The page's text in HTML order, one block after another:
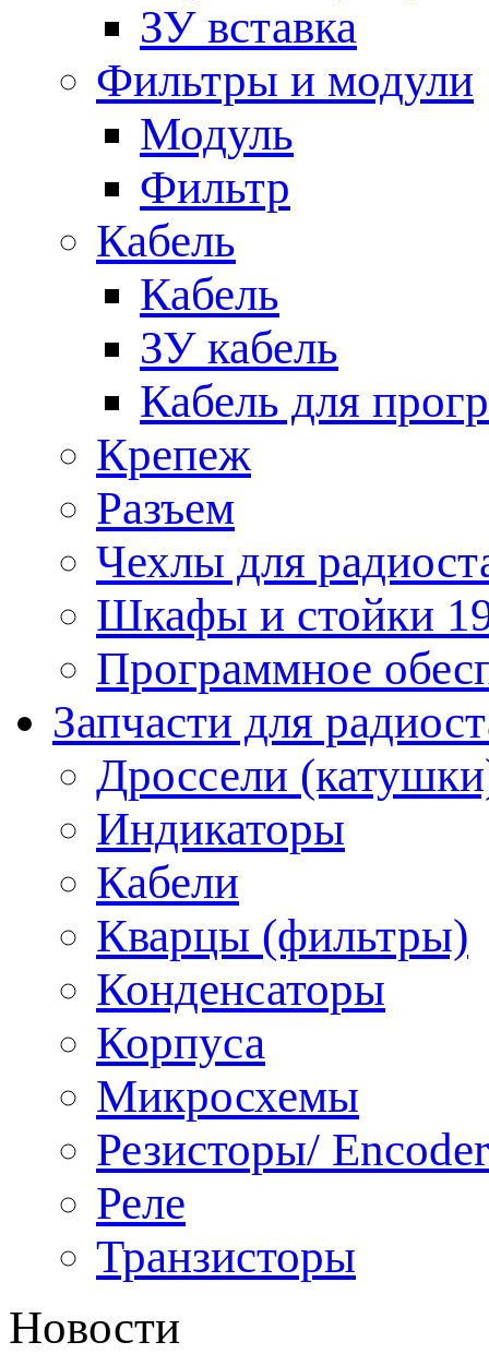
ЗУ вставка
Фильтры и модули
Модуль
Фильтр
Кабель
Кабель
ЗУ кабель
Кабель для
Крепеж
Разъем
Чехлы для
Шкафы и стойки
Программное
Запчасти для
Дроссели
Индикаторы
Кабели
Кварцы (фильтры)
Конденсаторы
Корпуса
Микросхемы
Резисторы/ Encoder
Реле
Транзисторы
Новости